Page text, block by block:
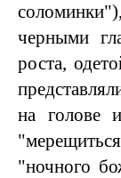
черными
роста,
на голове
"ночного